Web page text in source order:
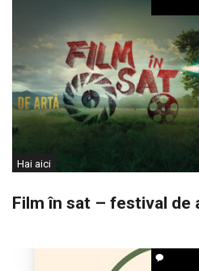
Hai aici
Film în sat – festival de